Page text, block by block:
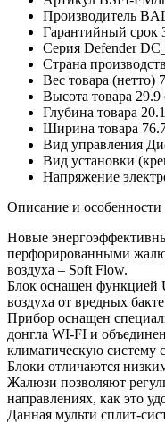
Производитель
Гарантийный срок
Серия Defender
Страна
Вес товара (нетто) 7
Высота товара 29.9
Глубина товара
Ширина товара
Вид управления
Вид установки
Напряжение
Описание и особенности
Новые
перфорированными
воздуха – Soft Flow.
Блок оснащен функцией
воздуха от вредных
Прибор оснащен
донгла WI-FI и
климатическую систему
Блоки отличаются
Жалюзи позволяют
направлениях, как это
Данная мульти сплит-